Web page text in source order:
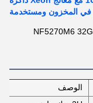
إنتل زيون 2 يو راك ماونت إنسبور GPU سيرفر NF5270M6 32G
الوصف